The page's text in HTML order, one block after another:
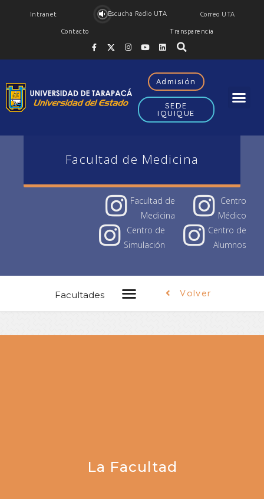
Intranet Escucha Radio UTA Correo UTA
Contacto Transparencia
Admisión
SEDE
IQUIQUE
Facultad de Medicina
Facultad de
Medicina
Centro
Médico
Centro de
Simulación
Centro de
Alumnos
Facultades Volver
La Facultad